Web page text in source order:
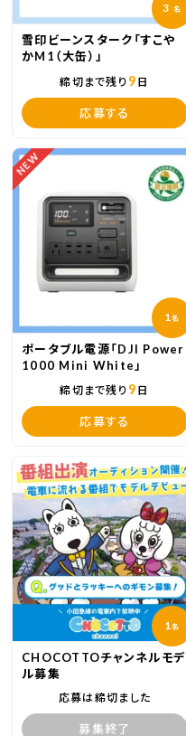
3 名
雪印ビーンスターク「すこや
かM1（大缶）」
締切まで残り 9 日
応募する
NEW
1 名
ポータブル電源「DJI Power
1000 Mini White」
締切まで残り 9 日
応募する
1名
CHOCOTTOチャンネルモデ
ル募集
応募は締切ました
募集終了